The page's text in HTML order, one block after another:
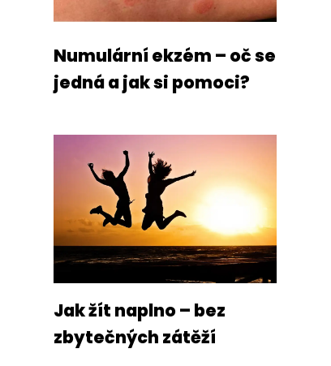
Numulární ekzém – oč se
jedná a jak si pomoci?
Jak žít naplno – bez
zbytečných zátěží